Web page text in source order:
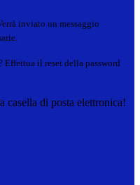
inviato un messaggio
Effettua il reset della password
casella di posta elettronica!